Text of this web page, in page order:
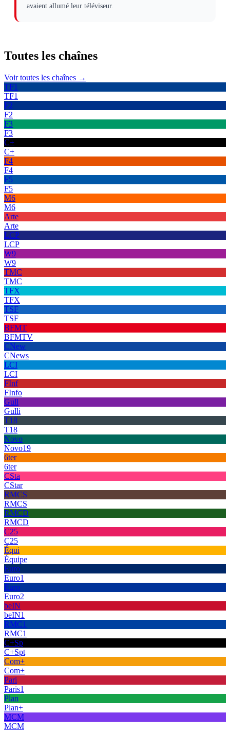
avaient allumé leur téléviseur.
Toutes les chaînes
Voir toutes les chaînes →
TF1
TF1
F2
F2
F3
F3
C+
C+
F4
F4
F5
F5
M6
M6
Arte
Arte
LCP
LCP
W9
W9
TMC
TMC
TFX
TFX
TSF
TSF
BFMT
BFMTV
CNew
CNews
LCI
LCI
FInf
FInfo
Gull
Gulli
T18
T18
Novo
Novo19
6ter
6ter
CSta
CStar
RMCS
RMCS
RMCD
RMCD
C25
C25
Équi
Équipe
Euro
Euro1
Euro
Euro2
beIN
beIN1
RMC1
RMC1
C+Sp
C+Spt
Com+
Com+
Pari
Paris1
Plan
Plan+
MCM
MCM